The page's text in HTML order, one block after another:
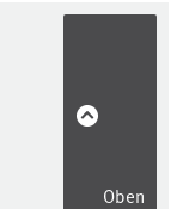
Oben